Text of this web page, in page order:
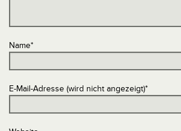
Name*
E-Mail-Adresse (wird nicht angezeigt)*